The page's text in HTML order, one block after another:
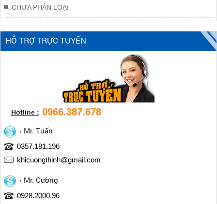
CHƯA PHÂN LOẠI
HỖ TRỢ TRỰC TUYẾN
Hotline : 0966.387.678
Mr. Tuấn
0357.181.196
khicuongthinh@gmail.com
Mr. Cường
0928.2000.96